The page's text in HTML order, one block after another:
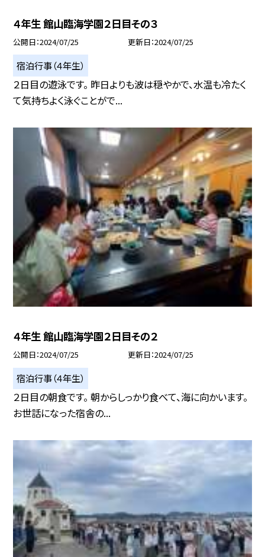
４年生 館山臨海学園２日目その３
公開日 2024/07/25 更新日 2024/07/25
宿泊行事（４年生）
２日目の遊泳です。 昨日よりも波は穏やかで、水温も冷たく
て気持ちよく泳ぐことがで...
４年生 館山臨海学園２日目その２
公開日 2024/07/25 更新日 2024/07/25
宿泊行事（４年生）
２日目の朝食です。 朝からしっかり食べて、海に向かいます。
お世話になった宿舎の...